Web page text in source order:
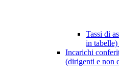
Tassi di
in tabelle)
Incarichi
(dirigenti e non